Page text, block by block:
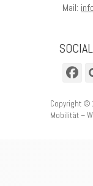
Mail:
Copyright ©
Mobilität –